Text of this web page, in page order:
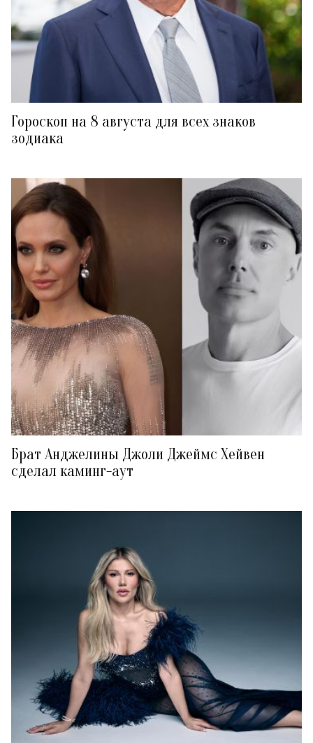
Гороскоп на 8 августа для всех знаков
зодиака
Брат Анджелины Джоли Джеймс Хейвен
сделал каминг-аут